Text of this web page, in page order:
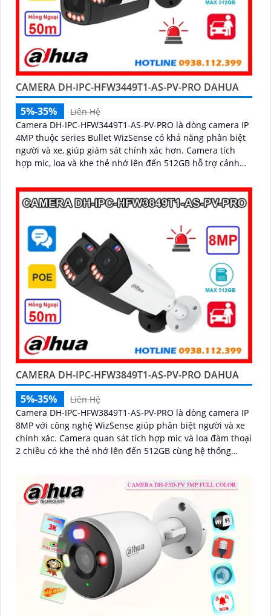
CAMERA DH-IPC-HFW3449T1-AS-PV-PRO DAHUA
5%-35%
Liên Hệ
Camera DH-IPC-HFW3449T1-AS-PV-PRO là dòng camera IP
4MP thuộc series Bullet WizSense có khả năng phân biệt
người và xe, giúp giám sát chính xác hơn. Camera tích
hợp mic, loa và khe thẻ nhớ lên đến 512GB hỗ trợ cảnh
CAMERA DH-IPC-HFW3849T1-AS-PV-PRO DAHUA
5%-35%
Liên Hệ
Camera DH-IPC-HFW3849T1-AS-PV-PRO là dòng camera IP
8MP với công nghệ WizSense giúp phân biệt người và xe
chính xác. Camera quan sát tích hợp mic và loa đàm thoại
2 chiều có khe thẻ nhớ lên đến 512GB cùng hệ thống